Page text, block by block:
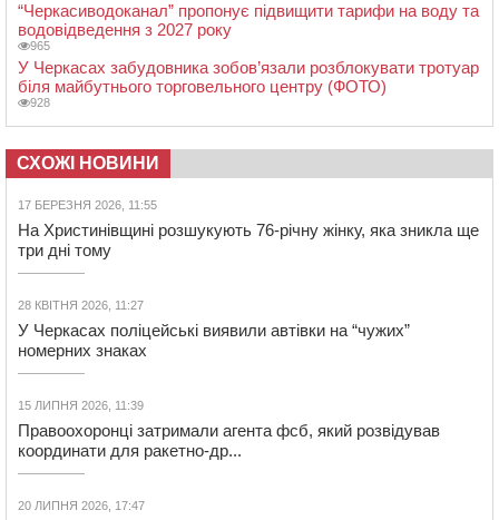
“Черкасиводоканал” пропонує підвищити тарифи на воду та
водовідведення з 2027 року
965
У Черкасах забудовника зобов’язали розблокувати тротуар
біля майбутнього торговельного центру (ФОТО)
928
СХОЖІ НОВИНИ
17 БЕРЕЗНЯ 2026, 11:55
На Христинівщині розшукують 76-річну жінку, яка зникла ще
три дні тому
28 КВІТНЯ 2026, 11:27
У Черкасах поліцейські виявили автівки на “чужих”
номерних знаках
15 ЛИПНЯ 2026, 11:39
Правоохоронці затримали агента фсб, який розвідував
координати для ракетно-др...
20 ЛИПНЯ 2026, 17:47